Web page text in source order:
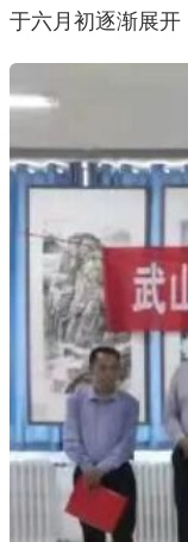
于六月初逐渐展开